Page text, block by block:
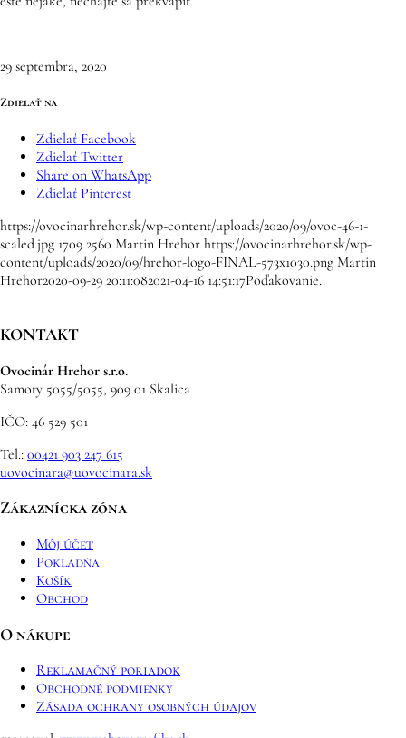
29 septembra, 2020
Zdielať na
Zdielať Facebook
Zdielať Twitter
Share on WhatsApp
Zdielať Pinterest
https://ovocinarhrehor.sk/wp-content/uploads/2020/09/ovoc-46-1-
scaled.jpg 1709 2560 Martin Hrehor https://ovocinarhrehor.sk/wp-
content/uploads/2020/09/hrehor-logo-FINAL-573x1030.png Martin
Hrehor2020-09-29 20:11:082021-04-16 14:51:17Poďakovanie..
KONTAKT
Ovocinár Hrehor s.r.o.
Samoty 5055/5055, 909 01 Skalica
IČO: 46 529 501
Tel.: 00421 903 247 615
uovocinara@uovocinara.sk
Zákaznícka zóna
Môj účet
Pokladňa
Košík
Obchod
O nákupe
Reklamačný poriadok
Obchodné podmienky
Zásada ochrany osobných údajov